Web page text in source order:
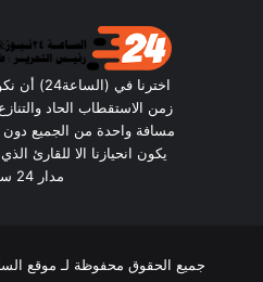
اخترنا في
زمن الاستقطاب الحاد
مسافة واحدة من الجميع دون
يكون انحيازنا الا للقارئ
مدار 24 ساعة.
جميع الحقوق محفوظة لـ موقع الساعة 24 نيوز @